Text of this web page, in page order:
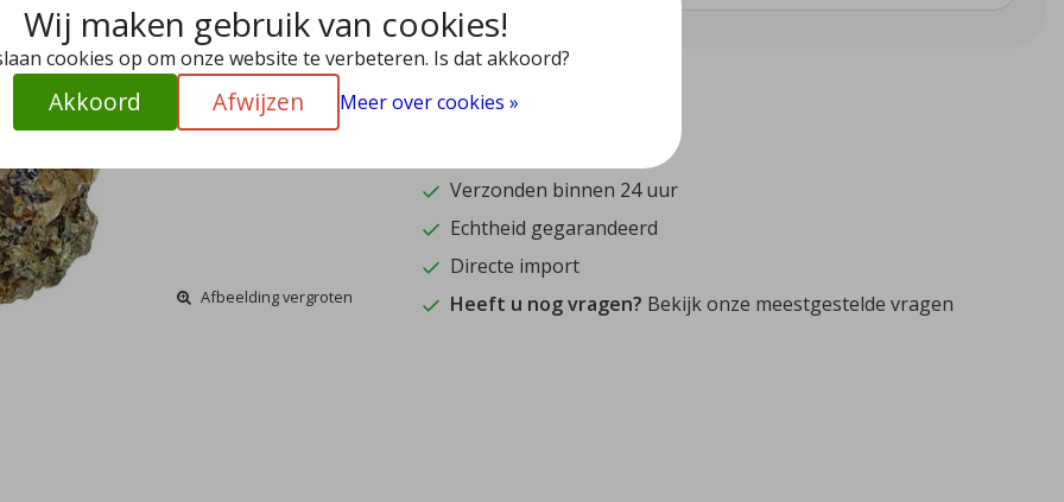
Afbeelding vergroten
9.5
Verzonden binnen 24 uur
Echtheid gegarandeerd
Directe import
Heeft u nog vragen? Bekijk onze meestgestelde vragen
Wij maken gebruik van cookies!
cookies op om onze website te verbeteren. Is dat akkoord?
Akkoord Afwijzen Meer over cookies »